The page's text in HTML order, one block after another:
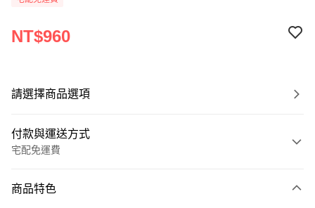
NT$960
請選擇商品選項
付款與運送方式
宅配免運費
信用卡一次付款
商品特色